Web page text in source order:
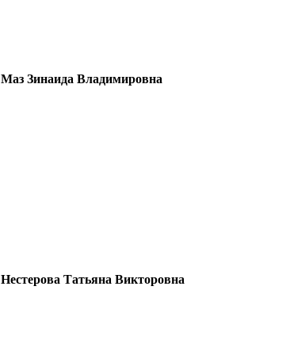
Маз Зинаида Владимировна
Нестерова Татьяна Викторовна